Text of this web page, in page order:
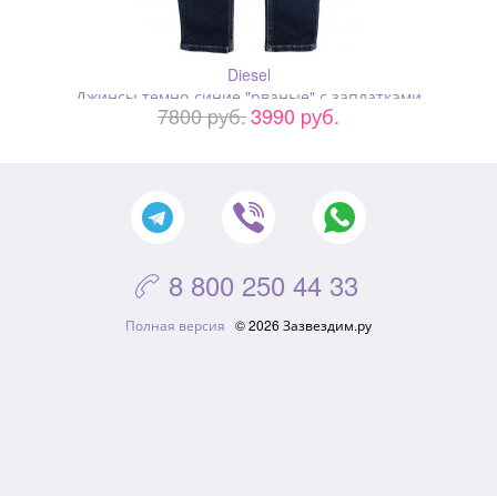
Diesel
Джинсы темно-синие "рваные" с заплатками
7800 pуб.3990 pуб.
 8 800 250 44 33
Полная версия © 2026 Зазвездим.ру